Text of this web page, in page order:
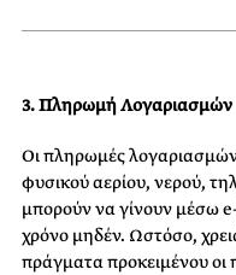
3. Πληρωμή Λογαριασμών
Οι πληρωμές
φυσικού αερίου, νερού,
μπορούν να γίνουν μέσω
χρόνο μηδέν. Ωστόσο,
πράγματα προκειμένου